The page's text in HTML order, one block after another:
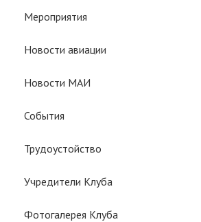
Мероприятия
Новости авиации
Новости МАИ
События
Трудоустойство
Учредители Клуба
Фотогалерея Клуба